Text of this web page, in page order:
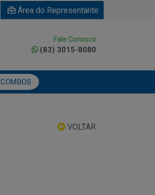
Área do Representante
Fale Conosco
(83) 3015-8080
COMBOS
VOLTAR